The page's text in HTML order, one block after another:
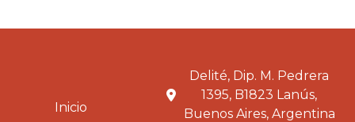
Inicio
Delité, Dip. M. Pedrera
1395, B1823 Lanús,
Buenos Aires, Argentina